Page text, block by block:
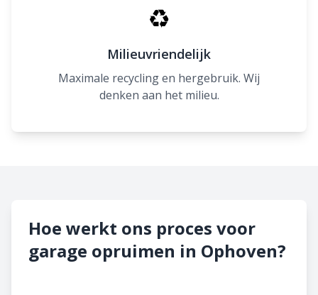
♻
Milieuvriendelijk
Maximale recycling en hergebruik. Wij
denken aan het milieu.
Hoe werkt ons proces voor
garage opruimen in Ophoven?